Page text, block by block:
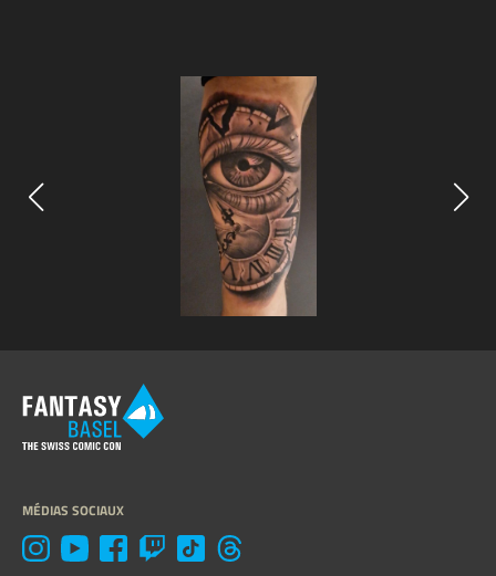
MÉDIAS SOCIAUX